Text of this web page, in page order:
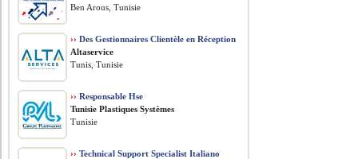
Ben Arous, Tunisie
›› Des Gestionnaires Clientèle en Réception
Altaservice
Tunis, Tunisie
›› Responsable Hse
Tunisie Plastiques Systèmes
Tunisie
›› Technical Support Specialist Italiano